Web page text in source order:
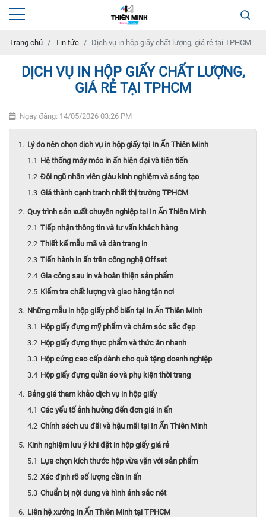
Trang chủ Tin tức Dịch vụ in hộp giấy chất lượng, giá rẻ tại TPHCM
DỊCH VỤ IN HỘP GIẤY CHẤT LƯỢNG,
GIÁ RẺ TẠI TPHCM
Ngày đăng: 14/05/2026 03:26 PM
Lý do nên chọn dịch vụ in hộp giấy tại In Ấn Thiên Minh
Hệ thống máy móc in ấn hiện đại và tiên tiến
Đội ngũ nhân viên giàu kinh nghiệm và sáng tạo
Giá thành cạnh tranh nhất thị trường TPHCM
Quy trình sản xuất chuyên nghiệp tại In Ấn Thiên Minh
Tiếp nhận thông tin và tư vấn khách hàng
Thiết kế mẫu mã và dàn trang in
Tiến hành in ấn trên công nghệ Offset
Gia công sau in và hoàn thiện sản phẩm
Kiểm tra chất lượng và giao hàng tận nơi
Những mẫu in hộp giấy phổ biến tại In Ấn Thiên Minh
Hộp giấy đựng mỹ phẩm và chăm sóc sắc đẹp
Hộp giấy đựng thực phẩm và thức ăn nhanh
Hộp cứng cao cấp dành cho quà tặng doanh nghiệp
Hộp giấy đựng quần áo và phụ kiện thời trang
Bảng giá tham khảo dịch vụ in hộp giấy
Các yếu tố ảnh hưởng đến đơn giá in ấn
Chính sách ưu đãi và hậu mãi tại In Ấn Thiên Minh
Kinh nghiệm lưu ý khi đặt in hộp giấy giá rẻ
Lựa chọn kích thước hộp vừa vặn với sản phẩm
Xác định rõ số lượng cần in ấn
Chuẩn bị nội dung và hình ảnh sắc nét
Liên hệ xưởng In Ấn Thiên Minh tại TPHCM